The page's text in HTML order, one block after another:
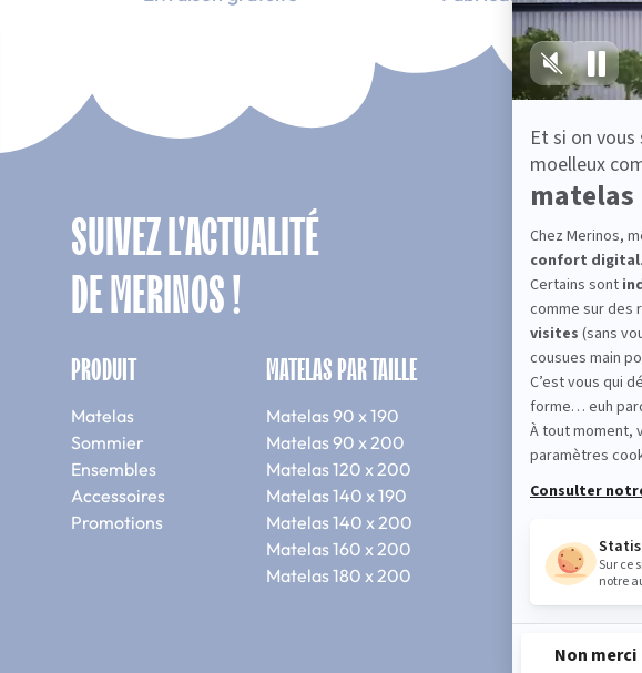
SUIVEZ L'ACTUALITÉ
DE MERINOS !
PRODUIT
Matelas
Sommier
Ensembles
Accessoires
Promotions
MATELAS PAR TAILLE
Matelas 90 x 190
Matelas 90 x 200
Matelas 120 x 200
Matelas 140 x 190
Matelas 140 x 200
Matelas 160 x 200
Matelas 180 x 200